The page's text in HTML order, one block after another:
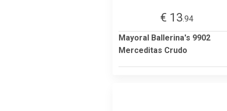
€ 13.94
Mayoral Ballerina's 9902
Merceditas Crudo